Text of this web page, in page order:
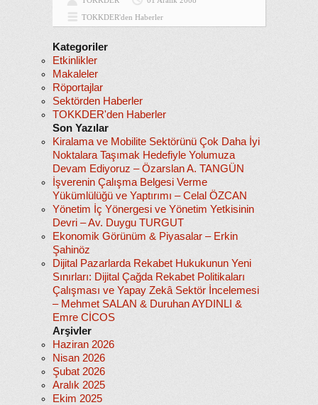
TOKKDER'den Haberler
Kategoriler
Etkinlikler
Makaleler
Röportajlar
Sektörden Haberler
TOKKDER'den Haberler
Son Yazılar
Kiralama ve Mobilite Sektörünü Çok Daha İyi
Noktalara Taşımak Hedefiyle Yolumuza
Devam Ediyoruz – Özarslan A. TANGÜN
İşverenin Çalışma Belgesi Verme
Yükümlülüğü ve Yaptırımı – Celal ÖZCAN
Yönetim İç Yönergesi ve Yönetim Yetkisinin
Devri – Av. Duygu TURGUT
Ekonomik Görünüm & Piyasalar – Erkin
Şahinöz
Dijital Pazarlarda Rekabet Hukukunun Yeni
Sınırları: Dijital Çağda Rekabet Politikaları
Çalışması ve Yapay Zekâ Sektör İncelemesi
– Mehmet SALAN & Duruhan AYDINLI &
Emre CİCOS
Arşivler
Haziran 2026
Nisan 2026
Şubat 2026
Aralık 2025
Ekim 2025